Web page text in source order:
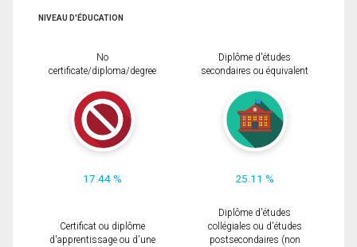
NIVEAU D'ÉDUCATION
No
certificate/diploma/degree
17.44 %
Diplôme d'études
secondaires ou équivalent
25.11 %
Certificat ou diplôme
d'apprentissage ou d'une
Diplôme d'études
collégiales ou d'études
postsecondaires (non